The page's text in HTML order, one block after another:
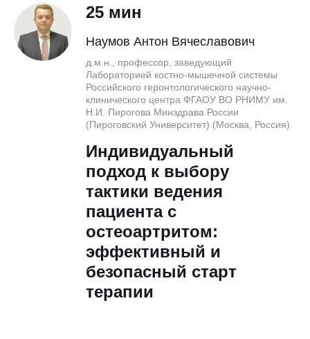
25 мин
Наумов Антон Вячеславович
д.м.н., профессор, заведующий
Лабораторией костно-мышечной системы
Российского геронтологического научно-
клинического центра ФГАОУ ВО РНИМУ им.
Н.И. Пирогова Минздрава России
(Пироговский Университет) (Москва, Россия)
Индивидуальный
подход к выбору
тактики ведения
пациента с
остеоартритом:
эффективный и
безопасный старт
терапии